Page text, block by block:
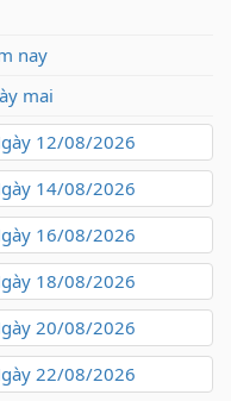
nay
mai
12/08/2026
14/08/2026
16/08/2026
18/08/2026
20/08/2026
22/08/2026